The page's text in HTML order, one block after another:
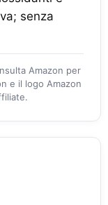
senza
Amazon per
e il logo Amazon